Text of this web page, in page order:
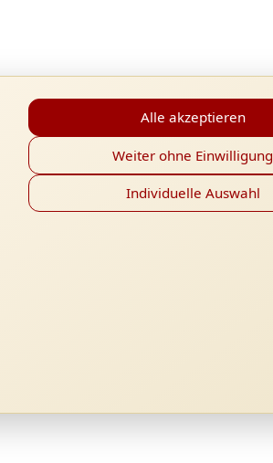
Alle akzeptieren
Weiter ohne Einwilligung
Individuelle Auswahl